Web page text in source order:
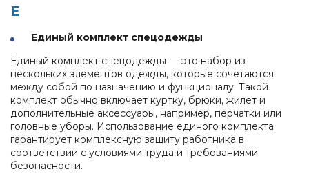
Е
Единый комплект спецодежды
Единый комплект спецодежды — это набор из
нескольких элементов одежды, которые сочетаются
между собой по назначению и функционалу. Такой
комплект обычно включает куртку, брюки, жилет и
дополнительные аксессуары, например, перчатки или
головные уборы. Использование единого комплекта
гарантирует комплексную защиту работника в
соответствии с условиями труда и требованиями
безопасности.